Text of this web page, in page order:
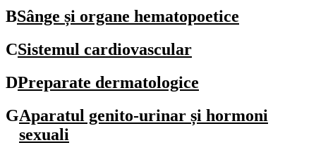
BSânge și organe hematopoetice
CSistemul cardiovascular
DPreparate dermatologice
GAparatul genito-urinar și hormoni
sexuali